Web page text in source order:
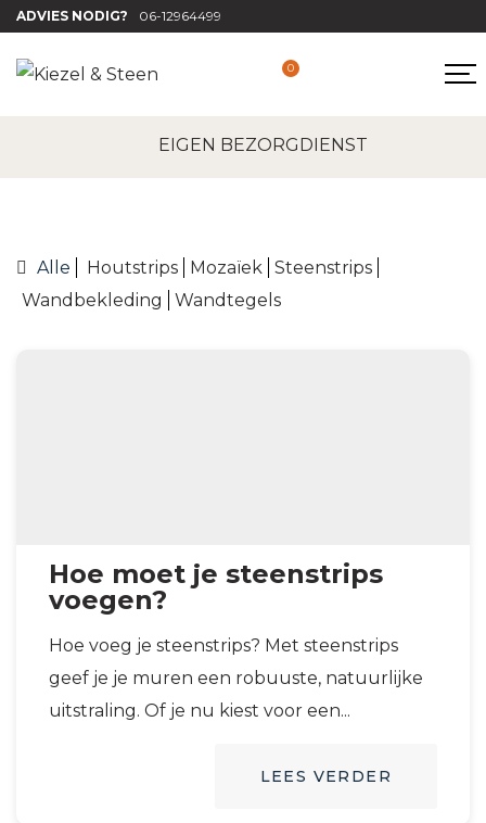
ADVIES NODIG? 06-12964499
0
EIGEN BEZORGDIENST
BLOG
Alle Houtstrips Mozaïek
Steenstrips
Wandbekleding
Wandtegels
Hoe moet je steenstrips
voegen?
Hoe voeg je steenstrips? Met steenstrips
geef je je muren een robuuste, natuurlijke
uitstraling. Of je nu kiest voor een...
LEES VERDER